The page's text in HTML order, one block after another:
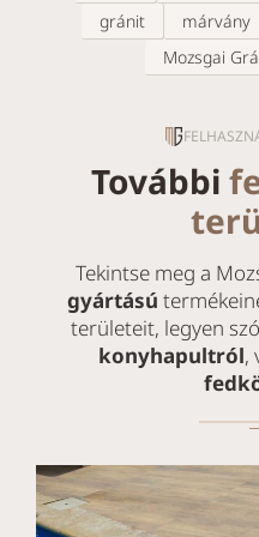
gránit
márvány
Mozsgai
További
Tekintse meg a
gyártású
területeit, legyen szó
konyhapultról,